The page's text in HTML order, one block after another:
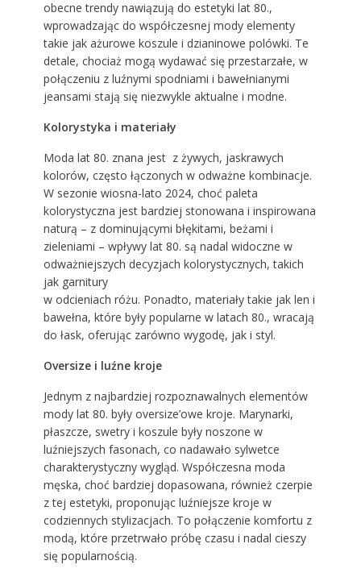
obecne trendy nawiązują do estetyki lat 80.,
wprowadzając do współczesnej mody elementy
takie jak ażurowe koszule i dzianinowe polówki. Te
detale, chociaż mogą wydawać się przestarzałe, w
połączeniu z luźnymi spodniami i bawełnianymi
jeansami stają się niezwykle aktualne i modne.
Kolorystyka i materiały
Moda lat 80. znana jest z żywych, jaskrawych
kolorów, często łączonych w odważne kombinacje.
W sezonie wiosna-lato 2024, choć paleta
kolorystyczna jest bardziej stonowana i inspirowana
naturą – z dominującymi błękitami, beżami i
zieleniami – wpływy lat 80. są nadal widoczne w
odważniejszych decyzjach kolorystycznych, takich
jak garnitury
w odcieniach różu. Ponadto, materiały takie jak len i
bawełna, które były popularne w latach 80., wracają
do łask, oferując zarówno wygodę, jak i styl.
Oversize i luźne kroje
Jednym z najbardziej rozpoznawalnych elementów
mody lat 80. były oversize’owe kroje. Marynarki,
płaszcze, swetry i koszule były noszone w
luźniejszych fasonach, co nadawało sylwetce
charakterystyczny wygląd. Współczesna moda
męska, choć bardziej dopasowana, również czerpie
z tej estetyki, proponując luźniejsze kroje w
codziennych stylizacjach. To połączenie komfortu z
modą, które przetrwało próbę czasu i nadal cieszy
się popularnością.